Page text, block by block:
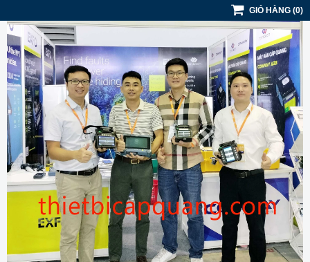
GIỎ HÀNG (0)